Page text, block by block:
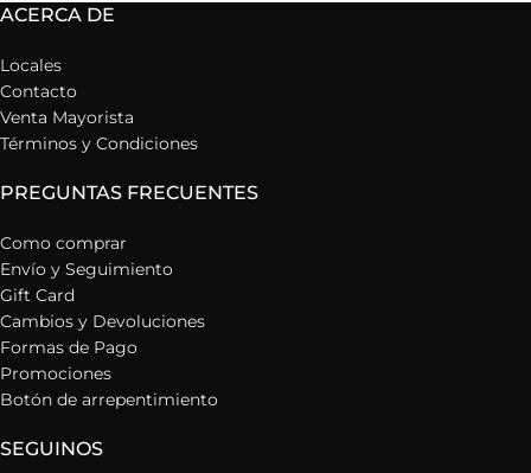
ACERCA DE
Locales
Contacto
Venta Mayorista
Términos y Condiciones
PREGUNTAS FRECUENTES
Como comprar
Envío y Seguimiento
Gift Card
Cambios y Devoluciones
Formas de Pago
Promociones
Botón de arrepentimiento
SEGUINOS